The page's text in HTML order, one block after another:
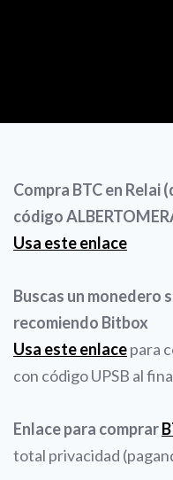
Compra BTC en Relai
código
Usa este enlace
Buscas un monedero
recomiendo Bitbox
Usa este enlacepara
con código UPSB al
Enlace para comprar
total privacidad